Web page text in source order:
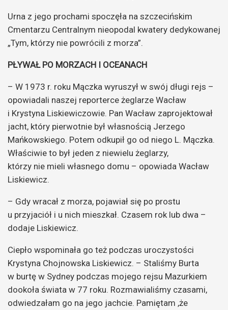
Urna z jego prochami spoczęła na szczecińskim
Cmentarzu Centralnym nieopodal kwatery dedykowanej
„Tym, którzy nie powrócili z morza”.
PŁYWAŁ PO MORZACH I OCEANACH
– W 1973 r. roku Mączka wyruszył w swój długi rejs –
opowiadali naszej reporterce żeglarze Wacław
i Krystyna Liskiewiczowie. Pan Wacław zaprojektował
jacht, który pierwotnie był własnością Jerzego
Mańkowskiego. Potem odkupił go od niego L. Mączka.
Właściwie to był jeden z niewielu żeglarzy,
którzy nie mieli własnego domu – opowiada Wacław
Liskiewicz.
– Gdy wracał z morza, pojawiał się po prostu
u przyjaciół i u nich mieszkał. Czasem rok lub dwa –
dodaje Liskiewicz.
Ciepło wspominała go też podczas uroczystości
Krystyna Chojnowska Liskiewicz. – Staliśmy Burta
w burtę w Sydney podczas mojego rejsu Mazurkiem
dookoła świata w 77 roku. Rozmawialiśmy czasami,
odwiedzałam go na jego jachcie. Pamiętam ,że